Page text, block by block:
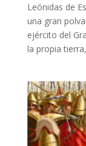
Leónidas de
una gran
ejército del
la propia